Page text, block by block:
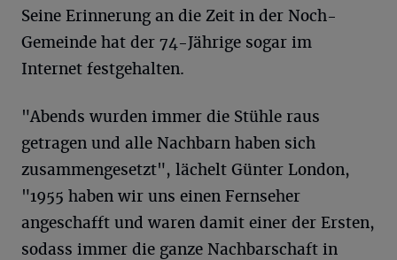
Seine Erinnerung an die Zeit in der Noch-
Gemeinde hat der 74-Jährige sogar im
Internet festgehalten.
"Abends wurden immer die Stühle raus
getragen und alle Nachbarn haben sich
zusammengesetzt", lächelt Günter London,
"1955 haben wir uns einen Fernseher
angeschafft und waren damit einer der Ersten,
sodass immer die ganze Nachbarschaft in